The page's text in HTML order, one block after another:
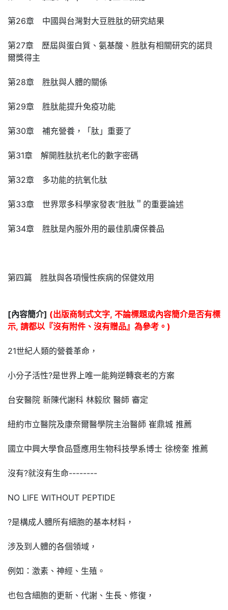
第26章 中國與台灣對大豆胜肽的研究結果
第27章 歷屆與蛋白質、氨基酸、胜肽有相關研究的諾貝
爾獎得主
第28章 胜肽與人體的關係
第29章 胜肽能提升免疫功能
第30章 補充營養，「肽」重要了
第31章 解開胜肽抗老化的數字密碼
第32章 多功能的抗氧化肽
第33章 世界眾多科學家發表“胜肽＂的重要論述
第34章 胜肽是內服外用的最佳肌膚保養品
第四篇 胜肽與各項慢性疾病的保健效用
[內容簡介] (出版商制式文字, 不論標題或內容簡介是否有標
示, 請都以『沒有附件、沒有贈品』為參考。)
21世紀人類的營養革命，
小分子活性?是世界上唯一能夠逆轉衰老的方案
台安醫院 新陳代謝科 林毅欣 醫師 審定
紐約市立醫院及康奈爾醫學院主治醫師 崔鼎城 推薦
國立中興大學食品暨應用生物科技學系博士 徐榜奎 推薦
沒有?就沒有生命--------
NO LIFE WITHOUT PEPTIDE
?是構成人體所有細胞的基本材料，
涉及到人體的各個領域，
例如：激素、神經、生殖。
也包含細胞的更新、代謝、生長、修復，